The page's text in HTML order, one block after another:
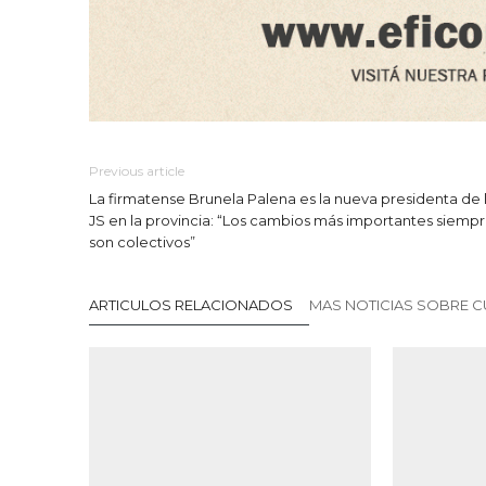
Previous article
La firmatense Brunela Palena es la nueva presidenta de
JS en la provincia: “Los cambios más importantes
son colectivos”
ARTICULOS RELACIONADOS MAS NOTICIAS SOBRE